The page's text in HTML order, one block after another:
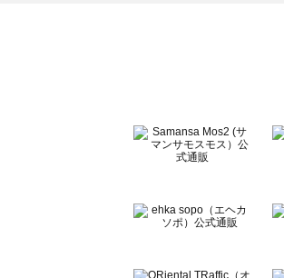
BETTY'S BLUE（べティーズブ
Wpc.（ワールドパーティー）の